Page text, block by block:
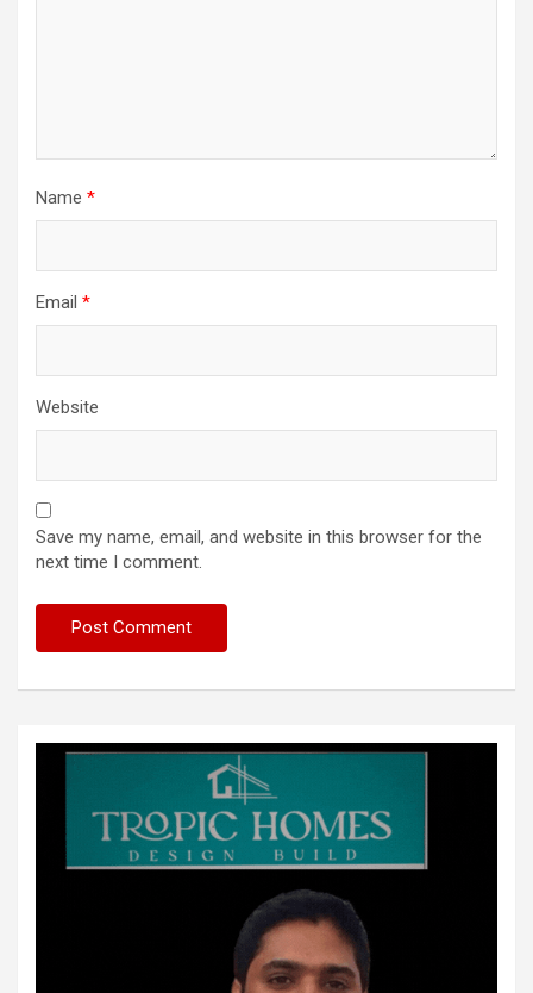
Name *
Email *
Website
Save my name, email, and website in this browser for the
next time I comment.